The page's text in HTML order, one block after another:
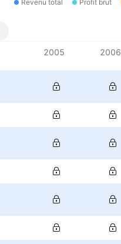
Revenu total Profit brut
2005 2006